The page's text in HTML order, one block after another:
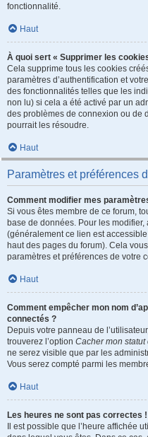
fonctionnalité.
Haut
À quoi sert « Supprimer les
Cela supprime tous les cookies
paramètres d’authentification et
des fonctionnalités telles que les
non lu) si cela a été activé par un
des problèmes de connexion ou de
pourrait les résoudre.
Haut
Paramètres et préférences
Comment modifier mes
Si vous êtes membre de ce forum,
base de données. Pour les modifier,
(généralement ce lien est
haut des pages du forum). Cela
paramètres et préférences de votre
Haut
Comment empêcher mon nom
connectés ?
Depuis votre panneau de
trouverez l’option Cacher mon statut
ne serez visible que par les
Vous serez compté parmi les
Haut
Les heures ne sont pas correctes !
Il est possible que l’heure affichée